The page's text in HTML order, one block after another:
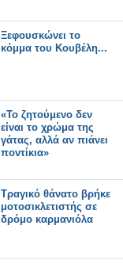
Ξεφουσκώνει το
κόμμα του Κουβέλη...
«Το ζητούμενο δεν
είναι το χρώμα της
γάτας, αλλά αν πιάνει
ποντίκια»
Τραγικό θάνατο βρήκε
μοτοσικλετιστής σε
δρόμο καρμανιόλα